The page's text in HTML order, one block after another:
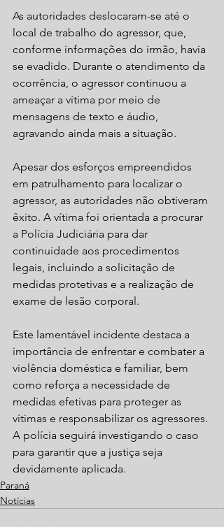
As autoridades deslocaram-se até o
local de trabalho do agressor, que,
conforme informações do irmão, havia
se evadido. Durante o atendimento da
ocorrência, o agressor continuou a
ameaçar a vítima por meio de
mensagens de texto e áudio,
agravando ainda mais a situação.
Apesar dos esforços empreendidos
em patrulhamento para localizar o
agressor, as autoridades não obtiveram
êxito. A vítima foi orientada a procurar
a Polícia Judiciária para dar
continuidade aos procedimentos
legais, incluindo a solicitação de
medidas protetivas e a realização de
exame de lesão corporal.
Este lamentável incidente destaca a
importância de enfrentar e combater a
violência doméstica e familiar, bem
como reforça a necessidade de
medidas efetivas para proteger as
vítimas e responsabilizar os agressores.
A polícia seguirá investigando o caso
para garantir que a justiça seja
devidamente aplicada.
Paraná
Notícias